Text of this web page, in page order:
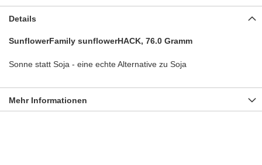
Details
SunflowerFamily sunflowerHACK, 76.0 Gramm
Sonne statt Soja - eine echte Alternative zu Soja
Mehr Informationen